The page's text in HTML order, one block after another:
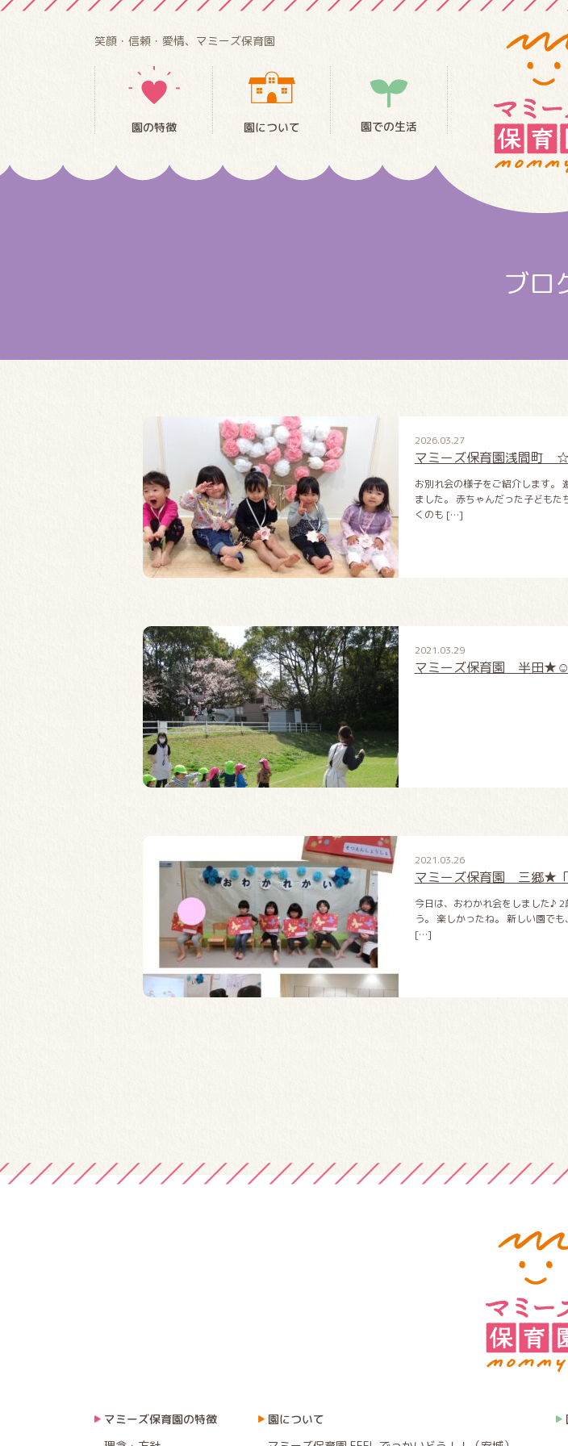
笑顔・信頼・愛情、マミーズ保育園
園の特徴 園について 園での生活
ブロ
2026.03.27
マミーズ保育園浅間町
お別れ会の様子をご紹介します。
ました。 赤ちゃんだった子ども
くのも […]
2021.03.29
マミーズ保育園 半田★☺
2021.03.26
マミーズ保育園 三郷★「
今日は、おわかれ会をしました♪
う。 楽しかったね。 新しい園で
[…]
マミーズ保育園の特徴
園について